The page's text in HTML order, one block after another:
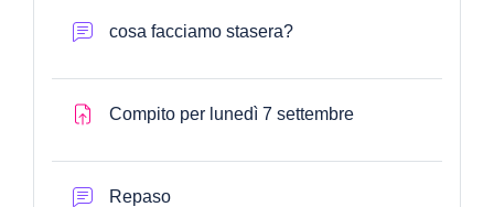
cosa facciamo stasera?
Compito per lunedì 7 settembre
Repaso